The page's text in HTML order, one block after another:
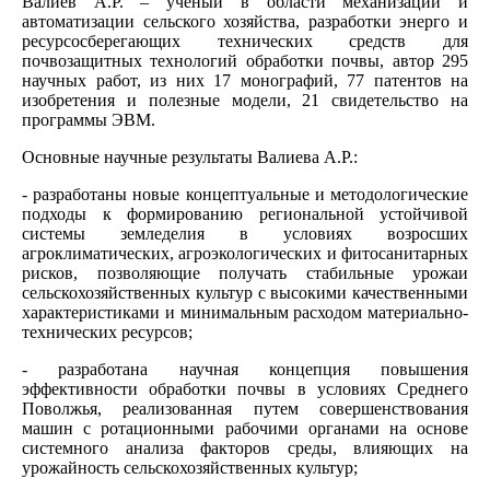
автоматизации сельского хозяйства, разработки энерго и
ресурсосберегающих технических средств для
почвозащитных технологий обработки почвы, автор 295
научных работ, из них 17 монографий, 77 патентов на
изобретения и полезные модели, 21 свидетельство на
программы ЭВМ.
Основные научные результаты Валиева А.Р.:
- разработаны новые концептуальные и методологические
подходы к формированию региональной устойчивой
системы земледелия в условиях возросших
агроклиматических, агроэкологических и фитосанитарных
рисков, позволяющие получать стабильные урожаи
сельскохозяйственных культур с высокими качественными
характеристиками и минимальным расходом материально-
технических ресурсов;
- разработана научная концепция повышения
эффективности обработки почвы в условиях Среднего
Поволжья, реализованная путем совершенствования
машин с ротационными рабочими органами на основе
системного анализа факторов среды, влияющих на
урожайность сельскохозяйственных культур;